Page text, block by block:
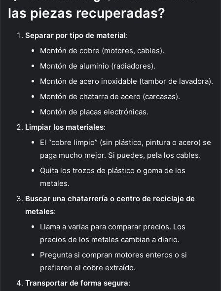
las piezas recuperadas?
Separar por tipo de material:
Montón de cobre (motores, cables).
Montón de aluminio (radiadores).
Montón de acero inoxidable (tambor de lavadora).
Montón de chatarra de acero (carcasas).
Montón de placas electrónicas.
Limpiar los materiales:
El “cobre limpio” (sin plástico, pintura o acero) se
paga mucho mejor. Si puedes, pela los cables.
Quita los trozos de plástico o goma de los
metales.
Buscar una chatarrería o centro de reciclaje de
metales:
Llama a varias para comparar precios. Los
precios de los metales cambian a diario.
Pregunta si compran motores enteros o si
prefieren el cobre extraído.
Transportar de forma segura: